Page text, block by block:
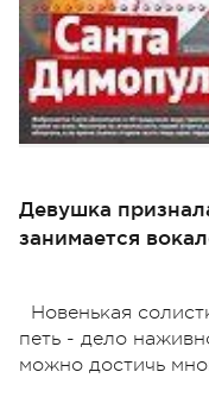
Девушка
занимается
Новенькая
петь - дело
можно достичь